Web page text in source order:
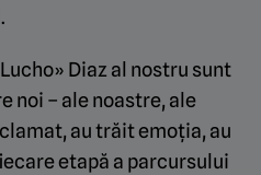
Diaz al nostru sunt
noi – ale noastre, ale
au trăit emoția, au
etapă a parcursului